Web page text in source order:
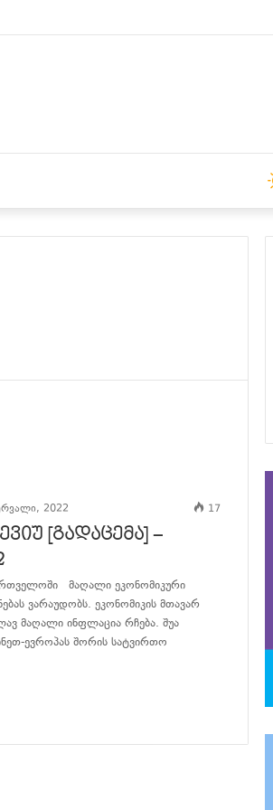
2022 17
[გადაცემა] –
მაღალი ეკონომიკური
ვარაუდობს. ეკონომიკის მთავარ
მაღალი ინფლაცია რჩება. შუა
ევროპას შორის სატვირთო